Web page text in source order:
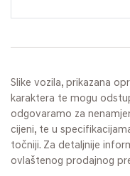
Slike vozila, prikazana
karaktera te mogu
odgovaramo za
cijeni, te u
točniji. Za detaljnije
ovlaštenog prodajnog